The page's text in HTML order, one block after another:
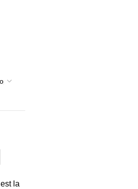
est la